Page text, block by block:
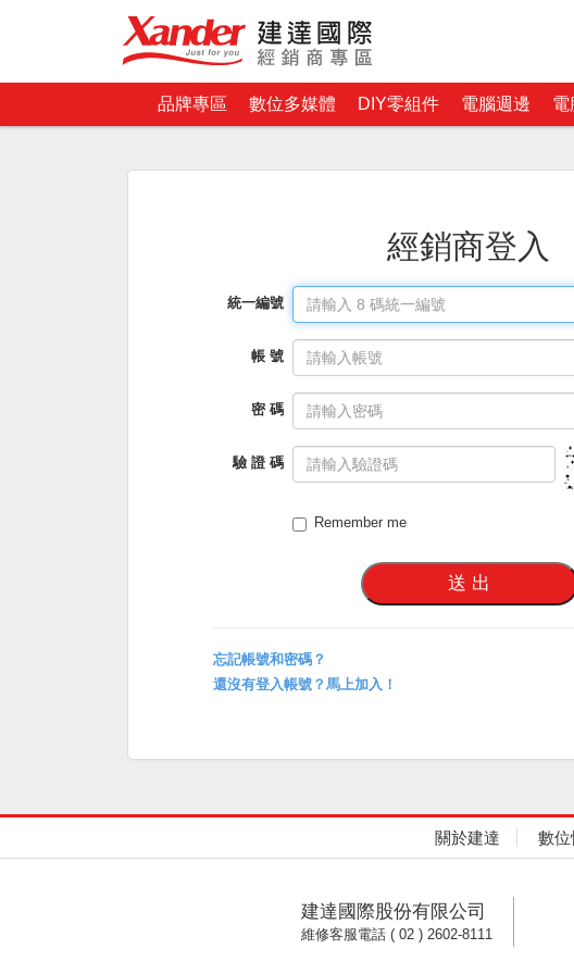
品牌專區 數位多媒體 DIY零組件 電腦週邊 電
經銷商登入
統一編號
帳 號
密 碼
驗 證 碼
Remember me
忘記帳號和密碼？
還沒有登入帳號？馬上加入！
關於建達 數位
建達國際股份有限公司
維修客服電話 ( 02 ) 2602-8111